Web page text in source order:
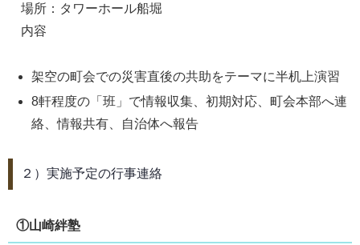
場所：タワーホール船堀
内容
架空の町会での災害直後の共助をテーマに半机上演習
8軒程度の「班」で情報収集、初期対応、町会本部へ連
絡、情報共有、自治体へ報告
２）実施予定の行事連絡
①山崎絆塾